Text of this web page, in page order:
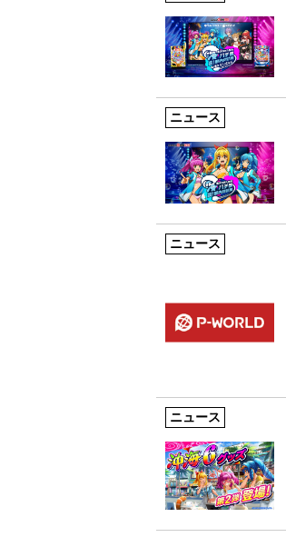
ニュース
ニュース
ニュース